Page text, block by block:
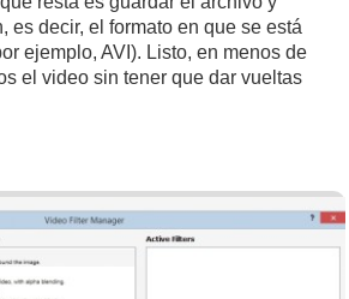
es decir, el formato en que se está
ejemplo, AVI). Listo, en menos de
el video sin tener que dar vueltas